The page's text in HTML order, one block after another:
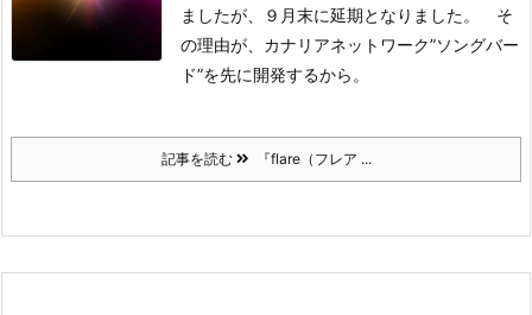
ましたが、
９月末に延期となりました。
そ
の理由が、カナリアネットワーク”ソングバー
ド”を先に開発するから。
記事を読む 『flare（フレア ...